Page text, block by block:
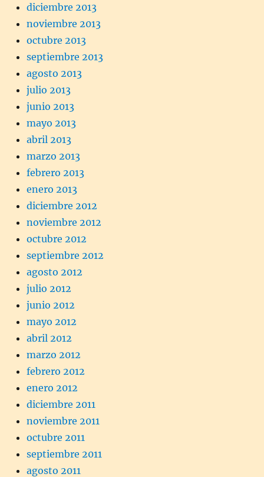
diciembre 2013
noviembre 2013
octubre 2013
septiembre 2013
agosto 2013
julio 2013
junio 2013
mayo 2013
abril 2013
marzo 2013
febrero 2013
enero 2013
diciembre 2012
noviembre 2012
octubre 2012
septiembre 2012
agosto 2012
julio 2012
junio 2012
mayo 2012
abril 2012
marzo 2012
febrero 2012
enero 2012
diciembre 2011
noviembre 2011
octubre 2011
septiembre 2011
agosto 2011